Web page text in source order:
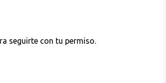
seguirte con tu permiso.